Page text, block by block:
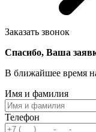
Заказать звонок
Спасибо, Ваша
В ближайшее время
Имя и фамилия
Телефон